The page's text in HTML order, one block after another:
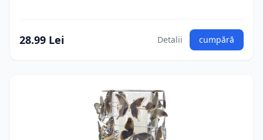
28.99 Lei Detalii cumpără